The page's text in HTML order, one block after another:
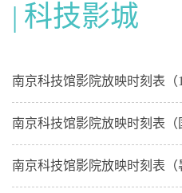
科技影城
南京科技馆影院放映时刻表（
南京科技馆影院放映时刻表（
南京科技馆影院放映时刻表（